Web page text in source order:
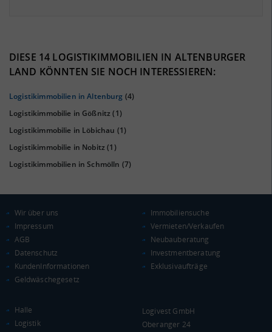
Euro pro Kopf
(Landkreis / Kreisfreie Stadt)
Kaufkraftindex
KAUFKRAFT - EURO PRO KOPF
Landkreis / Kreisfreie Stadt
Bundesland
DIESE 14 LOGISTIKIMMOBILIEN IN ALTENBURGER
LAND KÖNNTEN SIE NOCH INTERESSIEREN:
Logistikimmobilien in Altenburg (4)
Logistikimmobilie in Gößnitz(1)
Logistikimmobilie in Löbichau (1)
Logistikimmobilie in Nobitz(1)
Logistikimmobilien in Schmölln (7)
Wir über uns
Impressum
AGB
Datenschutz
KundenInformationen
Geldwäschegesetz
Immobiliensuche
Vermieten/Verkaufen
Neubauberatung
Investmentberatung
Exklusivaufträge
Halle
Logistik
Logivest GmbH
Oberanger 24